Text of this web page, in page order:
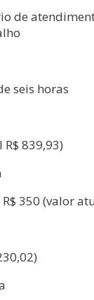
de
seis horas
839,93)
350 (valor